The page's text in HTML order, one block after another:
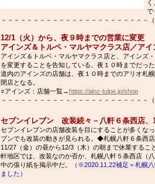
で
－－－－－－－－－－－－－－－－－－－－－－－
12/1（火）から、夜９時までの営業に変更
アインズ＆トルペ・マルヤマクラス店／ア
アインズ＆トルペ・マルヤマクラス店と、アインズ
を変更することを告知している。夜１０時までだっ
道内のアインズの店舗は、夜１０時までのアリオ札
閉店となる。
○アインズ：店舗一覧→https://ainz-tulpe.jp/shop
－－－－－－－－－－－－－－－－－－－－－－－
セブンイレブン 改装続々－八軒６条西店、
セブンイレブンの店舗改装を目にすることが多くな
ブンでも改装の動きが見られる。◆札幌八軒６条西
11/27（金）の昼から12/3（木）の朝まで休業する
軒地区では、改装なのか否か、札幌八軒５条西店（
中の張り紙を掲示中だ。
（※2020.11.22補足＝札幌
ました）